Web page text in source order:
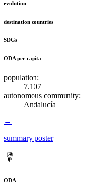
evolution
destination countries
SDGs
ODA per capita
population:
7.107
autonomous community:
Andalucía
→
summary poster
ODA